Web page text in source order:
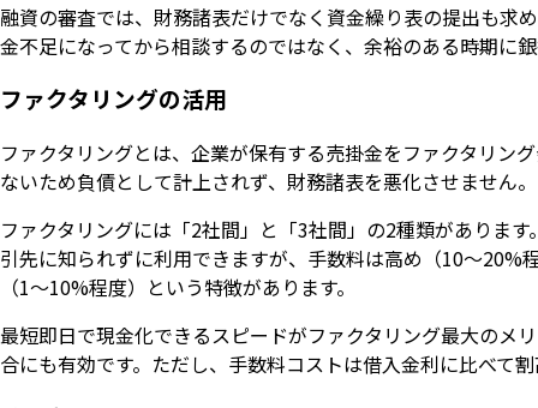
融資の審査では、財務諸表だけでなく資金繰り表の提出も求
金不足になってから相談するのではなく、余裕のある時期に
ファクタリングの活用
ファクタリングとは、企業が保有する売掛金をファクタリン
ないため負債として計上されず、財務諸表を悪化させません。
ファクタリングには「2社間」と「3社間」の2種類がありま
引先に知られずに利用できますが、手数料は高め（10〜
（1〜10%程度）という特徴があります。
最短即日で現金化できるスピードがファクタリング最大のメ
合にも有効です。ただし、手数料コストは借入金利に比べて